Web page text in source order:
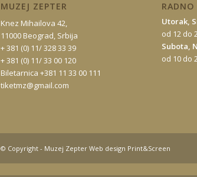
MUZEJ ZEPTER
Knez Mihailova 42,
11000 Beograd, Srbija
+ 381 (0) 11/ 328 33 39
+ 381 (0) 11/ 33 00 120
Biletarnica +381 11 33 00 111
tiketmz@gmail.com
RADNO
Utorak,
od 12 do
Subota,
od 10 do
© Copyright - Muzej Zepter Web design Print&Screen